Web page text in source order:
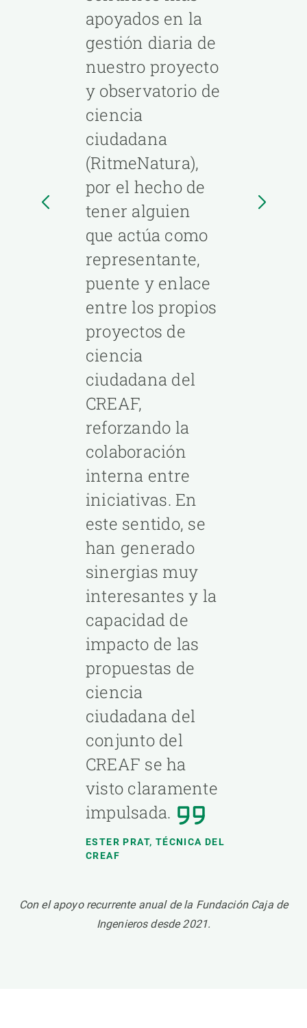
apoyados en la
gestión diaria de
nuestro proyecto
y observatorio de
ciencia
ciudadana
(RitmeNatura),
por el hecho de
tener alguien
que actúa como
representante,
puente y enlace
entre los propios
proyectos de
ciencia
ciudadana del
CREAF,
reforzando la
colaboración
interna entre
iniciativas. En
este sentido, se
han generado
sinergias muy
interesantes y la
capacidad de
impacto de las
propuestas de
ciencia
ciudadana del
conjunto del
CREAF se ha
visto claramente
impulsada.
ESTER PRAT, TÉCNICA DEL
CREAF
Con el apoyo recurrente anual de la Fundación Caja de
Ingenieros desde 2021.